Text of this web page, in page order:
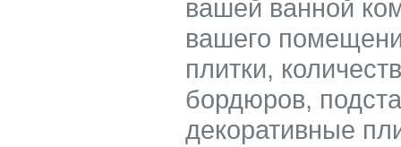
вашей ванной
вашего
плитки,
бордюров,
декоративные